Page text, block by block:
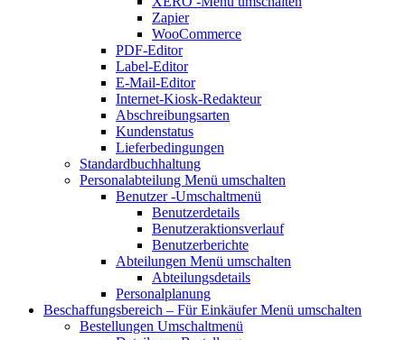
Zapier
WooCommerce
PDF-Editor
Label-Editor
E-Mail-Editor
Internet-Kiosk-Redakteur
Abschreibungsarten
Kundenstatus
Lieferbedingungen
Standardbuchhaltung
Personalabteilung Menü umschalten
Benutzer-Umschaltmenü
Benutzerdetails
Benutzeraktionsverlauf
Benutzerberichte
Abteilungen Menü umschalten
Abteilungsdetails
Personalplanung
Beschaffungsbereich – Für EinkäuferMenü umschalten
Bestellungen Umschaltmenü